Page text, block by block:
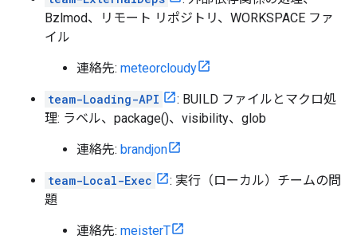
Bzlmod、リモート リポジトリ、WORKSPACE ファ
イル
連絡先: meteorcloudy
team-Loading-API
: BUILD ファイルとマクロ処
理: ラベル、package()、visibility、glob
連絡先: brandjon
team-Local-Exec
: 実行（ローカル）チームの問
題
連絡先: meisterT